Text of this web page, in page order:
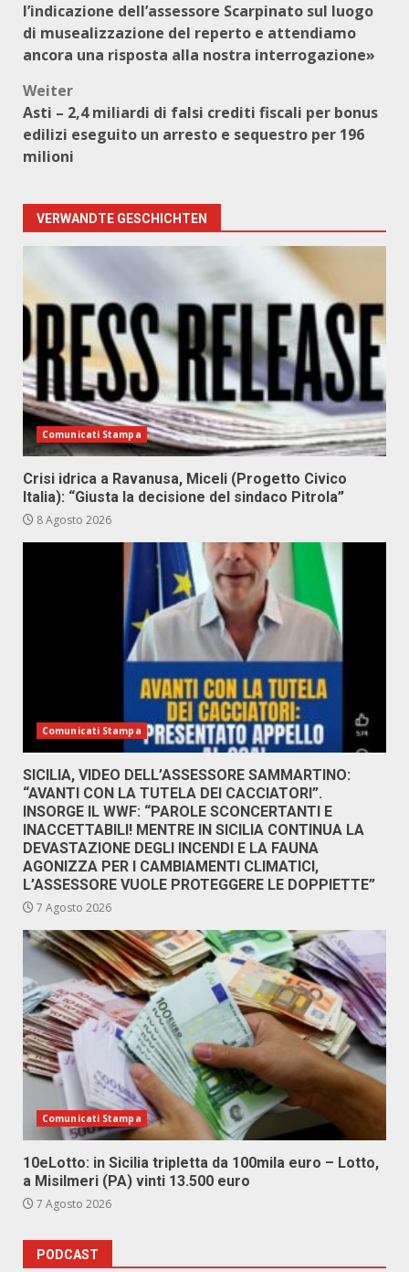
l’indicazione dell’assessore Scarpinato sul luogo
di musealizzazione del reperto e attendiamo
ancora una risposta alla nostra interrogazione»
Weiter
Asti – 2,4 miliardi di falsi crediti fiscali per bonus
edilizi eseguito un arresto e sequestro per 196
milioni
VERWANDTE GESCHICHTEN
Comunicati Stampa
Crisi idrica a Ravanusa, Miceli (Progetto Civico
Italia): “Giusta la decisione del sindaco Pitrola”
8 Agosto 2026
Comunicati Stampa
SICILIA, VIDEO DELL’ASSESSORE SAMMARTINO:
“AVANTI CON LA TUTELA DEI CACCIATORI”.
INSORGE IL WWF: “PAROLE SCONCERTANTI E
INACCETTABILI! MENTRE IN SICILIA CONTINUA LA
DEVASTAZIONE DEGLI INCENDI E LA FAUNA
AGONIZZA PER I CAMBIAMENTI CLIMATICI,
L’ASSESSORE VUOLE PROTEGGERE LE DOPPIETTE”
7 Agosto 2026
Comunicati Stampa
10eLotto: in Sicilia tripletta da 100mila euro – Lotto,
a Misilmeri (PA) vinti 13.500 euro
7 Agosto 2026
PODCAST